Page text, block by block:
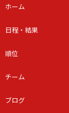
ホーム
日程・結果
順位
チーム
ブログ